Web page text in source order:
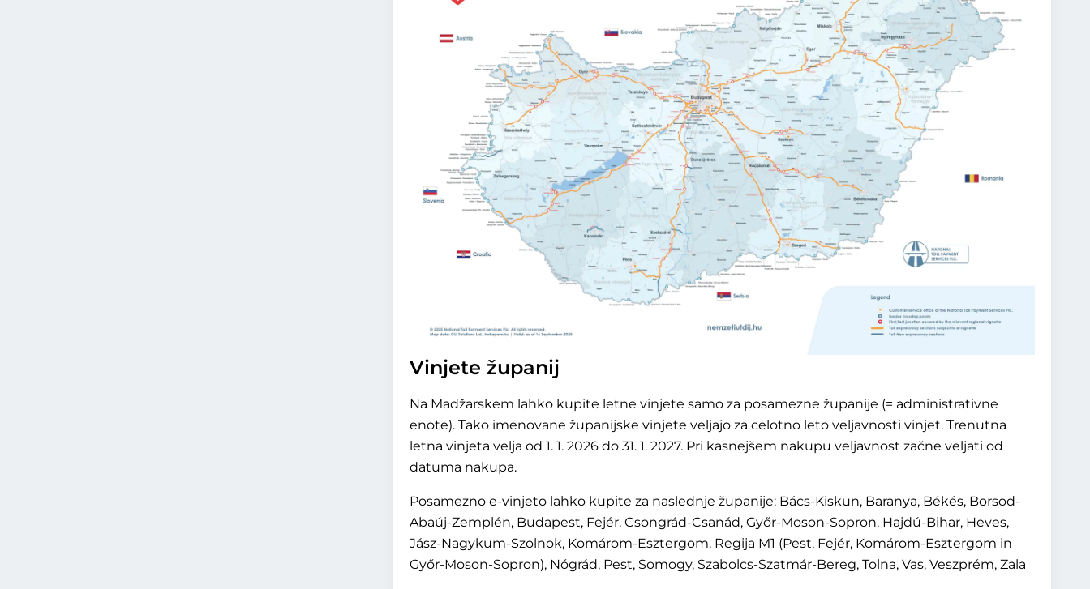
Vinjete županij
Na Madžarskem lahko kupite letne vinjete samo za posamezne županije (= administrativne
enote). Tako imenovane županijske vinjete veljajo za celotno leto veljavnosti vinjet. Trenutna
letna vinjeta velja od 1. 1. 2026 do 31. 1. 2027. Pri kasnejšem nakupu veljavnost začne veljati od
datuma nakupa.
Posamezno e-vinjeto lahko kupite za naslednje županije: Bács-Kiskun, Baranya, Békés, Borsod-
Abaúj-Zemplén, Budapest, Fejér, Csongrád-Csanád, Győr-Moson-Sopron, Hajdú-Bihar, Heves,
Jász-Nagykum-Szolnok, Komárom-Esztergom, Regija M1 (Pest, Fejér, Komárom-Esztergom in
Győr-Moson-Sopron), Nógrád, Pest, Somogy, Szabolcs-Szatmár-Bereg, Tolna, Vas, Veszprém, Zala